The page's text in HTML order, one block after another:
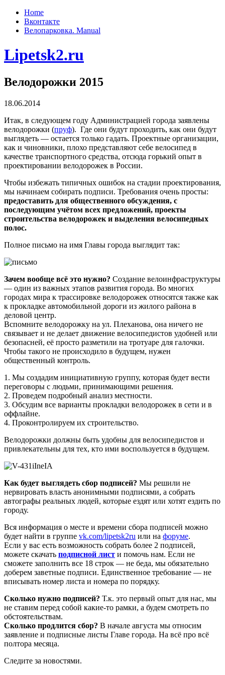
Home
Вконтакте
Велопарковка. Manual
Lipetsk2.ru
Велодорожки 2015
18.06.2014
Итак, в следующем году Администрацией города заявлены
велодорожки (пруф). Где они будут проходить, как они будут
выглядеть — остается только гадать. Проектные организации,
как и чиновники, плохо представляют себе велосипед в
качестве транспортного средства, отсюда горький опыт в
проектировании велодорожек в России.
Чтобы избежать типичных ошибок на стадии проектирования,
мы начинаем собирать подписи. Требования очень просты:
предоставить для общественного обсуждения, с
последующим учётом всех предложений, проекты
строительства велодорожек и выделения велосипедных
полос.
Полное письмо на имя Главы города выглядит так:
Зачем вообще всё это нужно? Создание велоинфраструктуры
— один из важных этапов развития города. Во многих
городах мира к трассировке велодорожек относятся также как
к прокладке автомобильной дороги из жилого района в
деловой центр.
Вспомните велодорожку на ул. Плеханова, она ничего не
связывает и не делает движение велосипедистов удобней или
безопасней, её просто разметили на тротуаре для галочки.
Чтобы такого не происходило в будущем, нужен
общественный контроль.
1. Мы создадим инициативную группу, которая будет вести
переговоры с людьми, принимающими решения.
2. Проведем подробный анализ местности.
3. Обсудим все варианты прокладки велодорожек в сети и в
оффлайне.
4. Проконтролируем их строительство.
Велодорожки должны быть удобны для велосипедистов и
привлекательны для тех, кто ими воспользуется в будущем.
Как будет выглядеть сбор подписей? Мы решили не
нервировать власть анонимными подписями, а собрать
автографы реальных людей, которые ездят или хотят ездить по
городу.
Вся информация о месте и времени сбора подписей можно
будет найти в группе vk.com/lipetsk2ru или на форуме.
Если у вас есть возможность собрать более 2 подписей,
можете скачать подписной лист и помочь нам. Если не
сможете заполнить все 18 строк — не беда, мы обязательно
доберем заветные подписи. Единственное требование — не
вписывать номер листа и номера по порядку.
Сколько нужно подписей? Т.к. это первый опыт для нас, мы
не ставим перед собой какие-то рамки, а будем смотреть по
обстоятельствам.
Сколько продлится сбор? В начале августа мы относим
заявление и подписные листы Главе города. На всё про всё
полтора месяца.
Следите за новостями.